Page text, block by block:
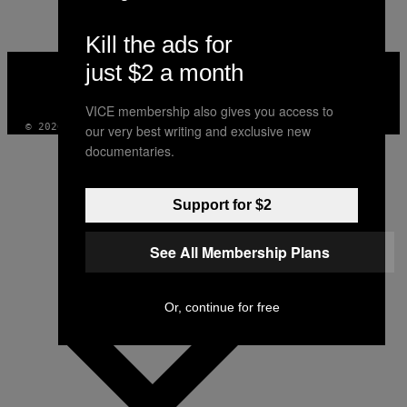
MEDIA
© 2026 VICE DIGITAL PUBLISHING, LLC
Kill the ads for
just $2 a month
VICE membership also gives you access to
our very best writing and exclusive new
documentaries.
Support for $2
See All Membership Plans
Or, continue for free